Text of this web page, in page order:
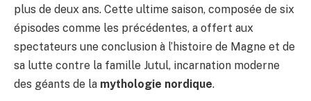
plus de deux ans. Cette ultime saison, composée de six
épisodes comme les précédentes, a offert aux
spectateurs une conclusion à l’histoire de Magne et de
sa lutte contre la famille Jutul, incarnation moderne
des géants de la mythologie nordique.